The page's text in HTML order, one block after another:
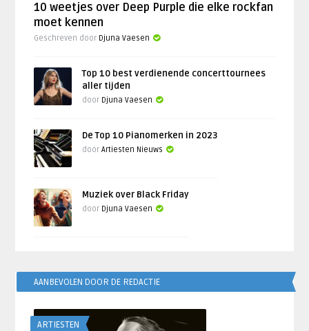
10 weetjes over Deep Purple die elke rockfan
moet kennen
Geschreven door Djuna Vaesen
Top 10 best verdienende concerttournees
aller tijden
door Djuna Vaesen
De Top 10 Pianomerken in 2023
doorArtiesten Nieuws
Muziek over Black Friday
door Djuna Vaesen
AANBEVOLEN DOOR DE REDACTIE
ARTIESTEN